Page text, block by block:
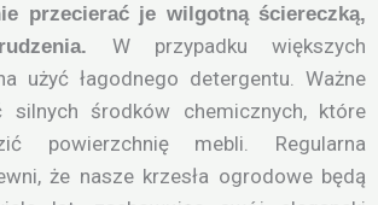
przecierać je wilgotną ściereczką,
W przypadku większych
użyć łagodnego detergentu. Ważne
silnych środków chemicznych, które
powierzchnię mebli. Regularna
że nasze krzesła ogrodowe będą